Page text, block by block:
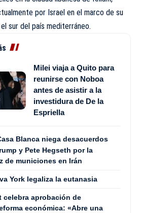
por Israel en el marco de su
sur del país mediterráneo.
Milei viaja a Quito para
reunirse con Noboa
antes de asistir a la
investidura de De la
Espriella
Blanca niega desacuerdos
y Pete Hegseth por la
de municiones en Irán
York legaliza la eutanasia
celebra aprobación de
económica: «Abre una